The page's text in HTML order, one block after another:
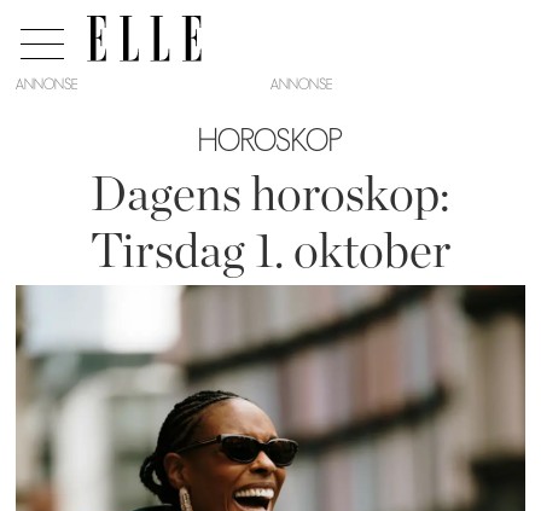
ANNONSE
HOROSKOP
Dagens horoskop:
Tirsdag 1. oktober